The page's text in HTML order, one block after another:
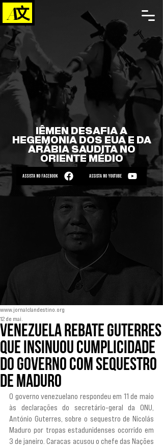
IÊMEN DESAFIA A
HEGEMONIA DOS EUA E DA
ARÁBIA SAUDITA NO
ORIENTE MÉDIO
ASSISTA NO FACEBOOK ASSISTA NO YOUTUBE
Venezuela rebate Guterres
que insinuou cumplicidade
do governo com sequestro
de Maduro
www.jornalclandestino.org
12 de mai.
O governo venezuelano respondeu em 11 de maio
às declarações do secretário-geral da ONU,
António Guterres, sobre o sequestro de Nicolás
Maduro por tropas estadunidenses ocorrido em
3 de janeiro. Caracas acusou o chefe das Nações